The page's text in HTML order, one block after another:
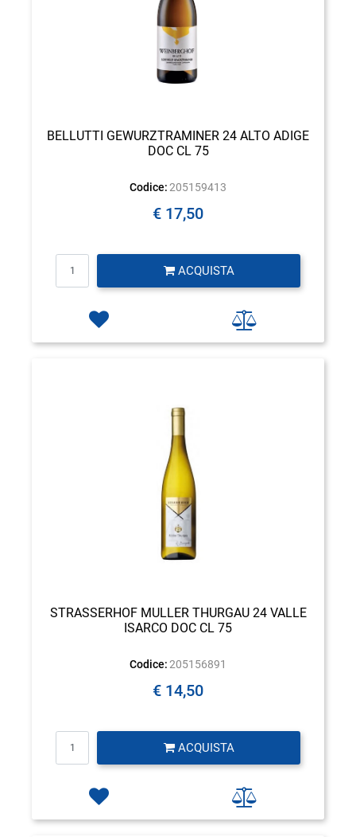
BELLUTTI GEWURZTRAMINER 24 ALTO ADIGE
DOC CL 75
Codice: 205159413
€ 17,50
ACQUISTA
STRASSERHOF MULLER THURGAU 24 VALLE
ISARCO DOC CL 75
Codice: 205156891
€ 14,50
ACQUISTA